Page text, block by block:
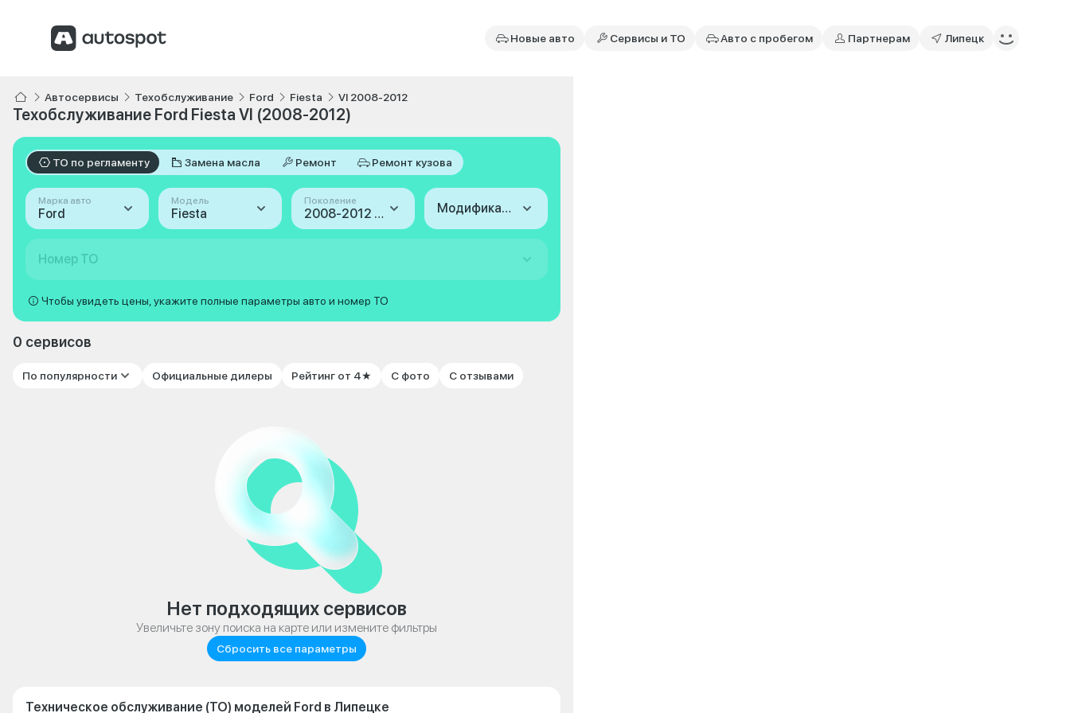
Новые авто Сервисы и ТО Авто с пробегом Партнерам Липецк
Автосервисы Техобслуживание Ford Fiesta VI 2008-2012
Техобслуживание Ford Fiesta VI (2008-2012)
ТО по регламенту Замена масла Ремонт Ремонт кузова
Марка авто
Ford
Модель
Fiesta
Поколение
2008-2012 (VI) Модификация
Номер ТО
Чтобы увидеть цены, укажите полные параметры авто и номер ТО
0 сервисов
По популярности Официальные дилеры Рейтинг от 4★ С фото С отзывами
Нет подходящих сервисов
Увеличьте зону поиска на карте или измените фильтры
Сбросить все параметры
Техническое обслуживание (ТО) моделей Ford в Липецке